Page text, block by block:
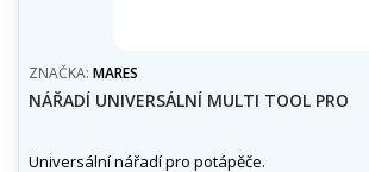
ZNAČKA: MARES
NÁŘADÍ UNIVERSÁLNÍ MULTI TOOL PRO
Universální nářadí pro potápěče.